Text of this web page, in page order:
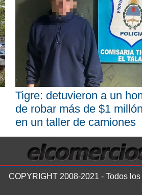
Tigre: detuvieron a un
de robar más de $1
en un taller de camiones
COPYRIGHT 2008-2021 - Todos